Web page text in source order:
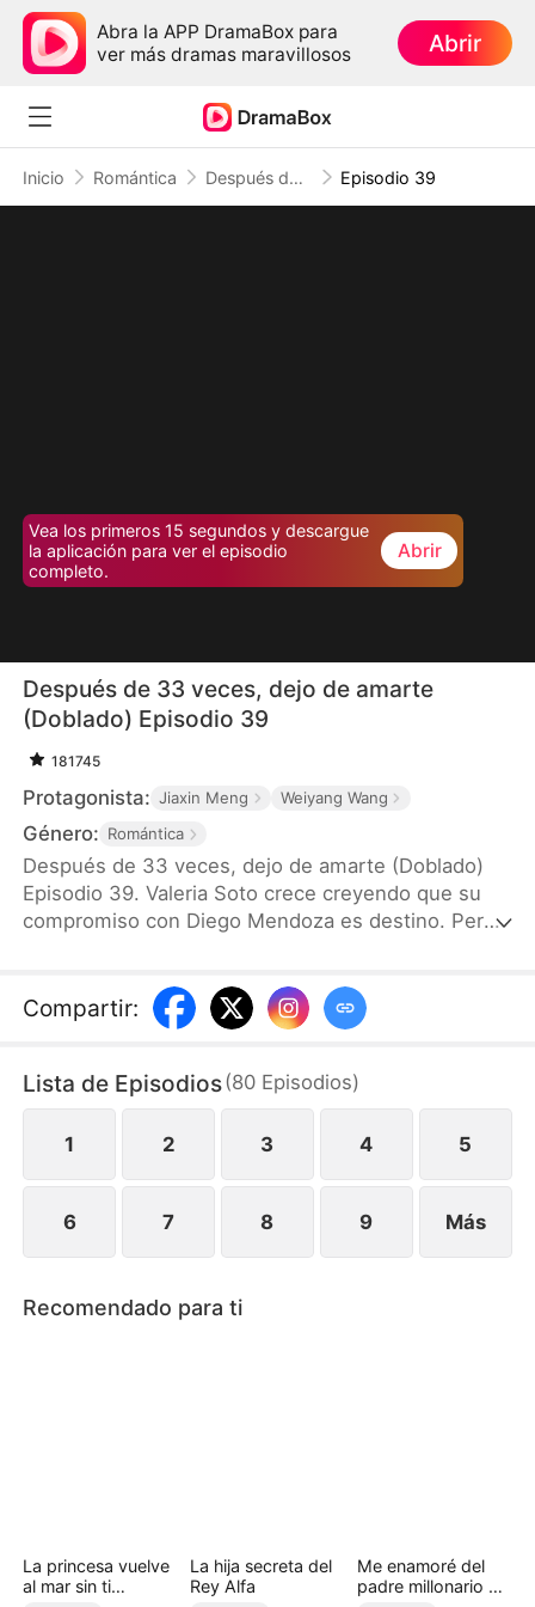
Abra la APP DramaBox para
ver más dramas maravillosos
Abrir
Inicio Romántica Después de 33 veces, dejo de amarte (Doblado) Episodio 39
Vea los primeros 15 segundos y descargue
la aplicación para ver el episodio
completo.
Abrir
Después de 33 veces, dejo de amarte
(Doblado) Episodio 39
181745
Protagonista: Jiaxin Meng Weiyang Wang
Género: Romántica
Después de 33 veces, dejo de amarte (Doblado)
Episodio 39. Valeria Soto crece creyendo que su
compromiso con Diego Mendoza es destino. Pero
descubrir que todos fueron planeados por
Sebastian para retrasar la boda, decide romper el
Compartir:
Lista de Episodios(80 Episodios)
1 2 3 4 5
6 7 8 9 Más
Recomendado para ti
La princesa vuelve
al mar sin ti
La hija secreta del
Rey Alfa
Me enamoré del
padre millonario de